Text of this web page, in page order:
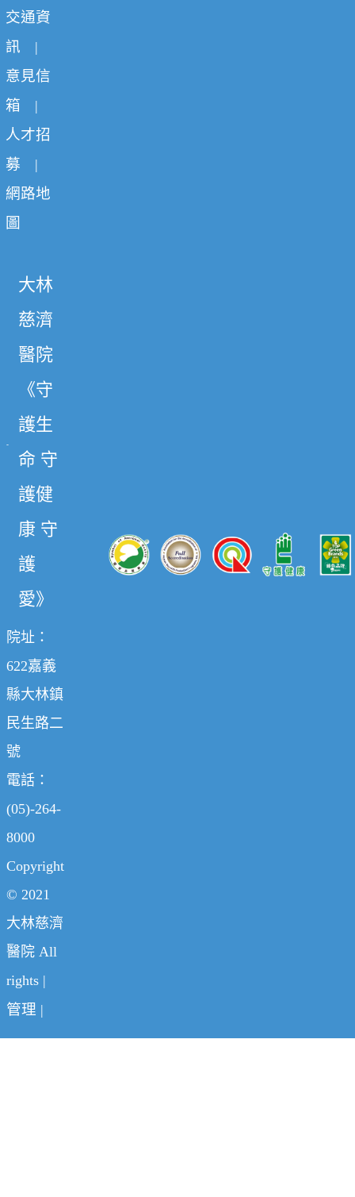
交通資
訊 |
意見信
箱 |
人才招
募 |
網路地
圖
大林
慈濟
醫院
《守
護生
命 守
護健
康 守
護
愛》
院址：
622嘉義
縣大林鎮
民生路二
號
電話：
(05)-264-
8000
Copyright
© 2021
大林慈濟
醫院 All
rights |
管理 |